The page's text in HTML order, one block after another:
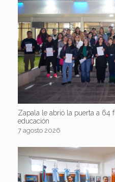
Zapala le abrió la puerta a 64
educación
7 agosto 2026